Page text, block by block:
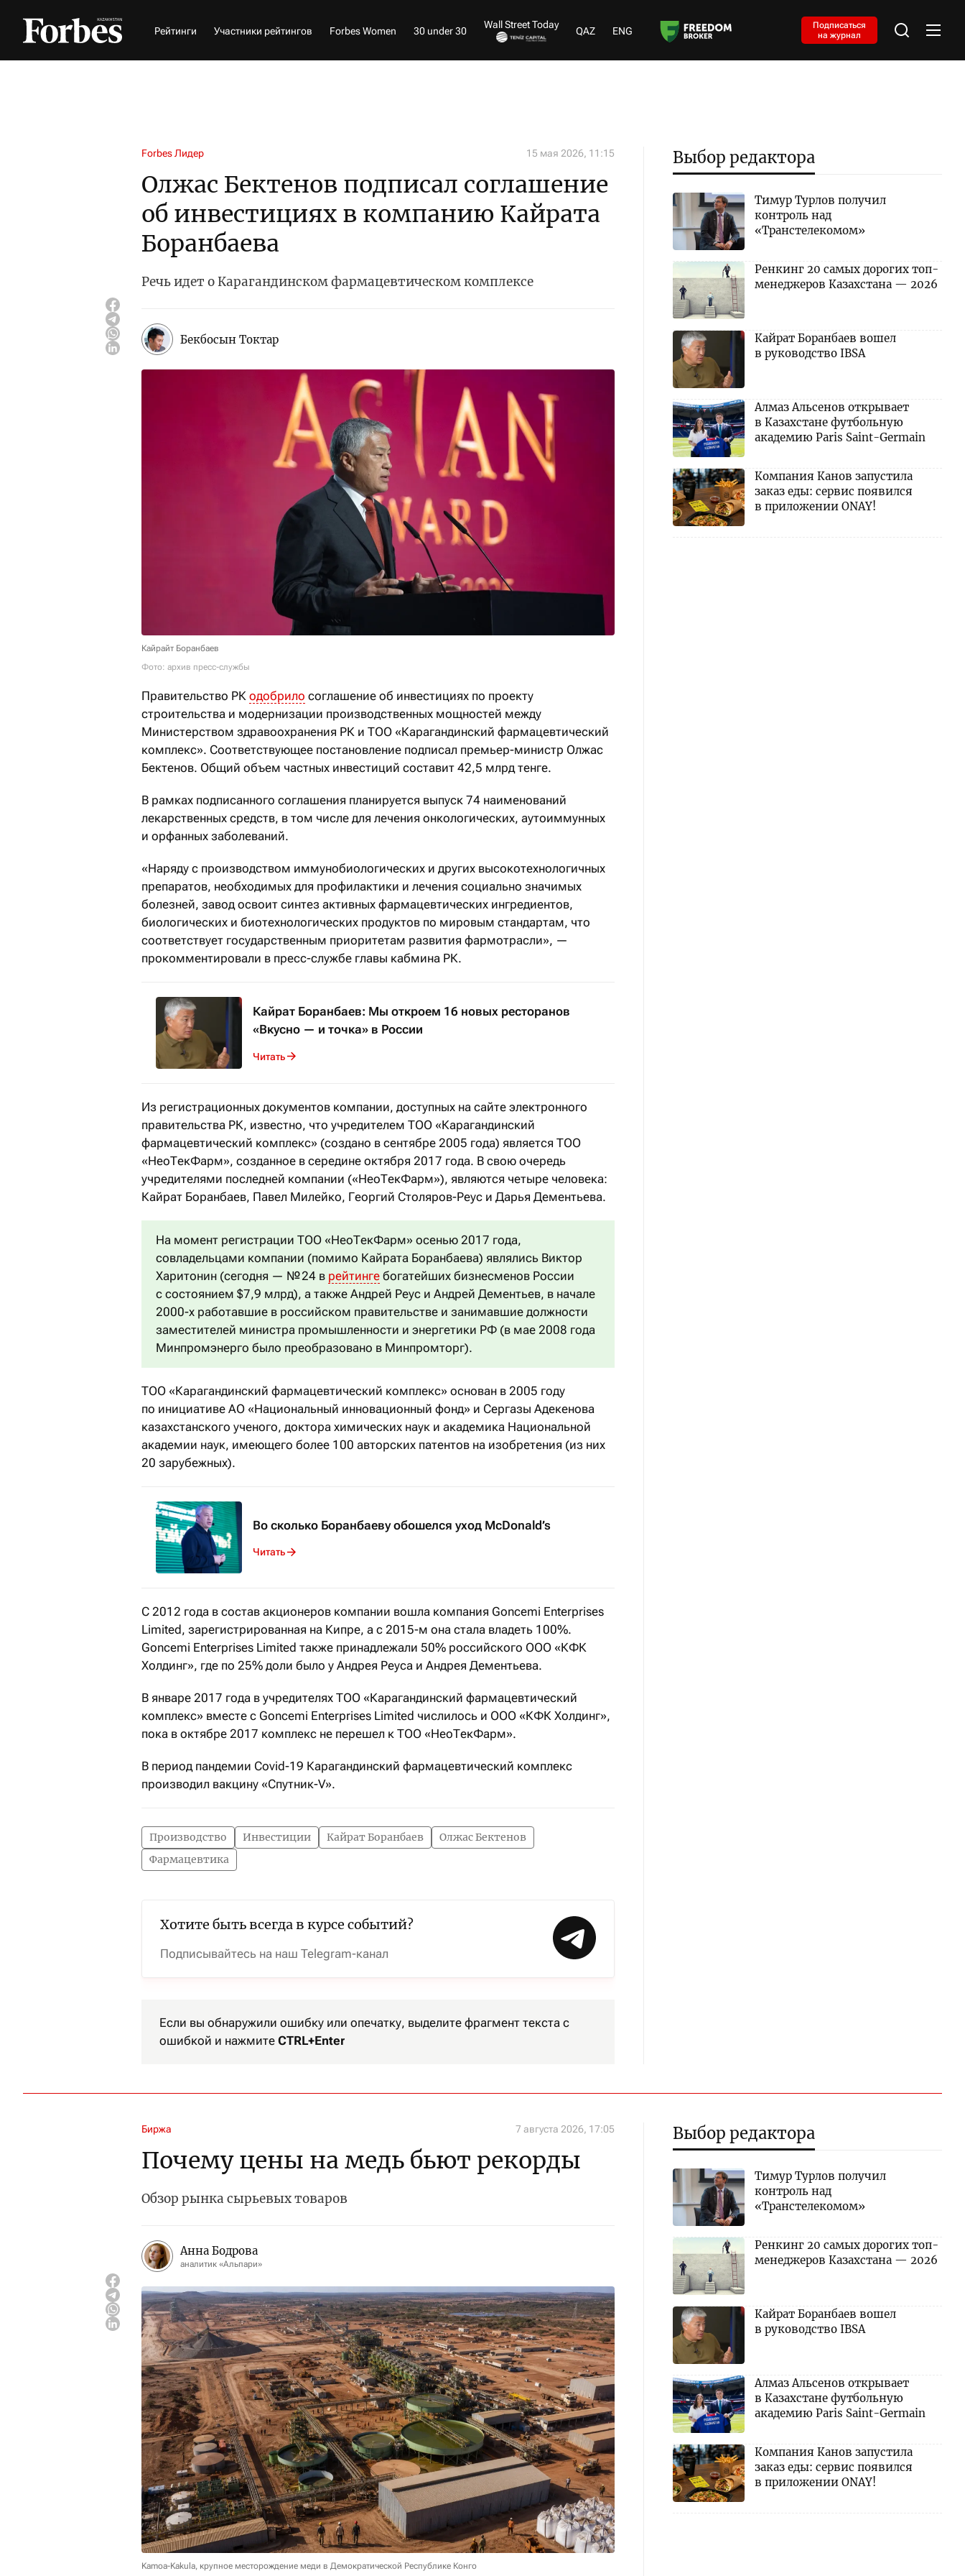
Рейтинги Участники рейтингов Forbes Women 30 under 30
Wall Street Today
QAZ ENG
Подписаться
на журнал
Forbes Лидер 15 мая 2026, 11:15
Олжас Бектенов подписал соглашение
об инвестициях в компанию Кайрата
Боранбаева
Речь идет о Карагандинском фармацевтическом комплексе
Бекбосын Токтар
Кайрайт Боранбаев
Фото: архив пресс-службы
Правительство РК одобрило соглашение об инвестициях по проекту
строительства и модернизации производственных мощностей между
Министерством здравоохранения РК и ТОО «Карагандинский фармацевтический
комплекс». Соответствующее постановление подписал премьер-министр Олжас
Бектенов. Общий объем частных инвестиций составит 42,5 млрд тенге.
В рамках подписанного соглашения планируется выпуск 74 наименований
лекарственных средств, в том числе для лечения онкологических, аутоиммунных
и орфанных заболеваний.
«Наряду с производством иммунобиологических и других высокотехнологичных
препаратов, необходимых для профилактики и лечения социально значимых
болезней, завод освоит синтез активных фармацевтических ингредиентов,
биологических и биотехнологических продуктов по мировым стандартам, что
соответствует государственным приоритетам развития фармотрасли», —
прокомментировали в пресс-службе главы кабмина РК.
Кайрат Боранбаев: Мы откроем 16 новых ресторанов
«Вкусно — и точка» в России
Читать
Из регистрационных документов компании, доступных на сайте электронного
правительства РК, известно, что учредителем ТОО «Карагандинский
фармацевтический комплекс» (создано в сентябре 2005 года) является ТОО
«НеоТекФарм», созданное в середине октября 2017 года. В свою очередь
учредителями последней компании («НеоТекФарм»), являются четыре человека:
Кайрат Боранбаев, Павел Милейко, Георгий Столяров-Реус и Дарья Дементьева.
На момент регистрации ТОО «НеоТекФарм» осенью 2017 года,
совладельцами компании (помимо Кайрата Боранбаева) являлись Виктор
Харитонин (сегодня — № 24 в рейтинге богатейших бизнесменов России
с состоянием $7,9 млрд), а также Андрей Реус и Андрей Дементьев, в начале
2000-х работавшие в российском правительстве и занимавшие должности
заместителей министра промышленности и энергетики РФ (в мае 2008 года
Минпромэнерго было преобразовано в Минпромторг).
ТОО «Карагандинский фармацевтический комплекс» основан в 2005 году
по инициативе АО «Национальный инновационный фонд» и Сергазы Адекенова
казахстанского ученого, доктора химических наук и академика Национальной
академии наук, имеющего более 100 авторских патентов на изобретения (из них
20 зарубежных).
Во сколько Боранбаеву обошелся уход McDonald’s
Читать
С 2012 года в состав акционеров компании вошла компания Goncemi Enterprises
Limited, зарегистрированная на Кипре, а с 2015-м она стала владеть 100%.
Goncemi Enterprises Limited также принадлежали 50% российского ООО «КФК
Холдинг», где по 25% доли было у Андрея Реуса и Андрея Дементьева.
В январе 2017 года в учредителях ТОО «Карагандинский фармацевтический
комплекс» вместе с Goncemi Enterprises Limited числилось и ООО «КФК Холдинг»,
пока в октябре 2017 комплекс не перешел к ТОО «НеоТекФарм».
В период пандемии Covid-19 Карагандинский фармацевтический комплекс
производил вакцину «Спутник-V».
Производство Инвестиции Кайрат Боранбаев
Олжас Бектенов
Фармацевтика
Хотите быть всегда в курсе событий?
Подписывайтесь на наш Telegram-канал
Если вы обнаружили ошибку или опечатку, выделите фрагмент текста с
ошибкой и нажмите CTRL+Enter
Выбор редактора
Тимур Турлов получил
контроль над
«Транстелекомом»
Ренкинг 20 самых дорогих топ-
менеджеров Казахстана — 2026
Кайрат Боранбаев вошел
в руководство IBSA
Алмаз Альсенов открывает
в Казахстане футбольную
академию Paris Saint-Germain
Компания Канов запустила
заказ еды: сервис появился
в приложении ONAY!
Биржа 7 августа 2026, 17:05
Почему цены на медь бьют рекорды
Обзор рынка сырьевых товаров
Анна Бодрова
аналитик «Альпари»
Kamoa-Kakula, крупное месторождение меди в Демократической Республике Конго
Выбор редактора
Тимур Турлов получил
контроль над
«Транстелекомом»
Ренкинг 20 самых дорогих топ-
менеджеров Казахстана — 2026
Кайрат Боранбаев вошел
в руководство IBSA
Алмаз Альсенов открывает
в Казахстане футбольную
академию Paris Saint-Germain
Компания Канов запустила
заказ еды: сервис появился
в приложении ONAY!